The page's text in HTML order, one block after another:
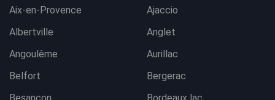
Aix-en-Provence
Ajaccio
Albertville
Anglet
Angoulême
Aurillac
Belfort
Bergerac